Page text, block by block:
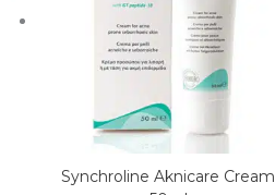
Synchroline Aknicare Cream